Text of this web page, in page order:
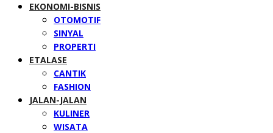
EKONOMI-BISNIS
OTOMOTIF
SINYAL
PROPERTI
ETALASE
CANTIK
FASHION
JALAN-JALAN
KULINER
WISATA